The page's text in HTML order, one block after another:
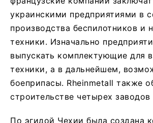
украинскими предприятиями в
производства беспилотников и
техники. Изначально
выпускать комплектующие для
техники, а в дальнейшем,
боеприпасы. Rheinmetall также
строительстве четырех заводов
По эгидой Чехии была создана